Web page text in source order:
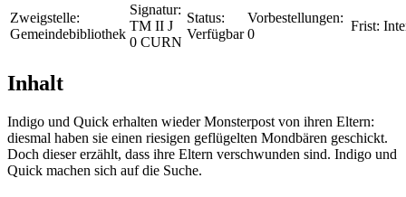
Zweigstelle:
Gemeindebibliothek
Signatur:
TM II J
0 CURN
Status:
Verfügbar
Vorbestellungen:
0
Frist:
Inhalt
Indigo und Quick erhalten wieder Monsterpost von ihren Eltern:
diesmal haben sie einen riesigen geflügelten Mondbären geschickt.
Doch dieser erzählt, dass ihre Eltern verschwunden sind. Indigo und
Quick machen sich auf die Suche.